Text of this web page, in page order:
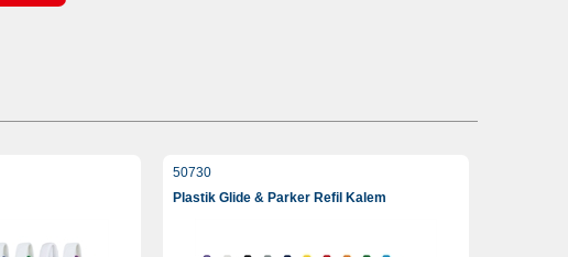
50730
Plastik Glide & Parker Refil Kalem